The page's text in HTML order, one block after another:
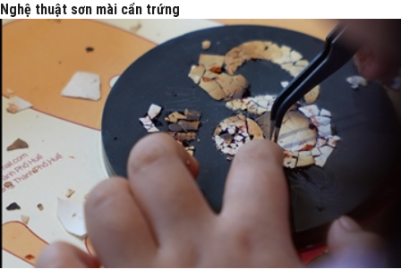
Nghệ thuật sơn mài cẩn trứng